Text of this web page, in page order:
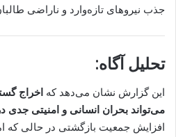
جذب نیروهای تازه‌وارد و ناراضی
تحلیل آگاه:
این گزارش نشان می‌دهد که اخراج
می‌تواند بحران انسانی و امنیتی جدی
افزایش جمعیت بازگشتی در حالی که